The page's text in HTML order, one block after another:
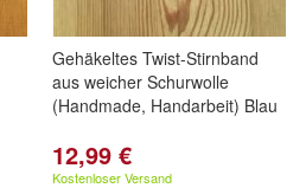
Gehäkeltes Twist-Stirnband
aus weicher Schurwolle
(Handmade, Handarbeit) Blau
12,99 €
Kostenloser Versand